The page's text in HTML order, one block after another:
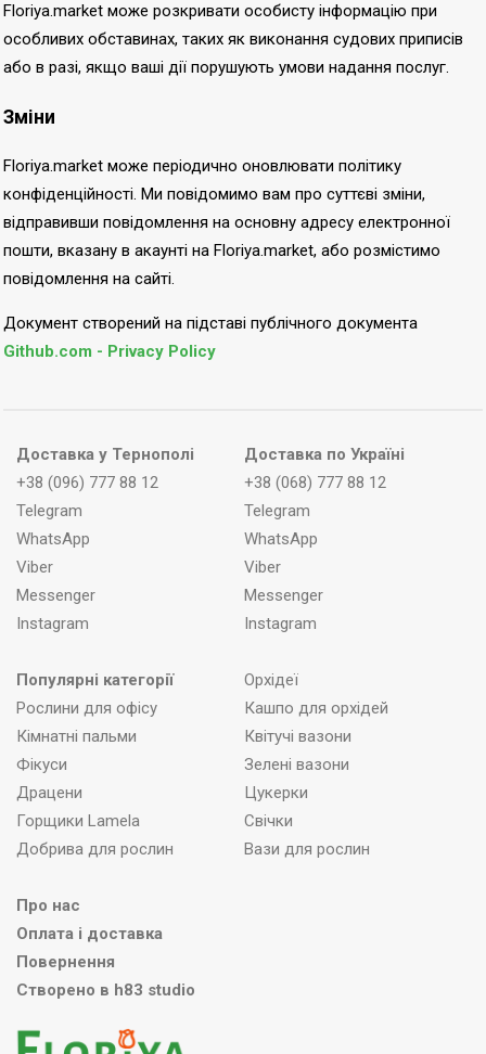
Floriya.market може розкривати особисту інформацію при
особливих обставинах, таких як виконання судових приписів
або в разі, якщо ваші дії порушують умови надання послуг.
Зміни
Floriya.market може періодично оновлювати політику
конфіденційності. Ми повідомимо вам про суттєві зміни,
відправивши повідомлення на основну адресу електронної
пошти, вказану в акаунті на Floriya.market, або розмістимо
повідомлення на сайті.
Документ створений на підставі публічного документа
Github.com - Privacy Policy
Доставка у Тернополі
+38 (096) 777 88 12
Telegram
WhatsApp
Viber
Messenger
Instagram
Популярні категорії
Рослини для офісу
Кімнатні пальми
Фікуси
Драцени
Горщики Lamela
Добрива для рослин
Про нас
Оплата і доставка
Повернення
Створено в h83 studio
Доставка по Україні
+38 (068) 777 88 12
Telegram
WhatsApp
Viber
Messenger
Instagram
Орхідеї
Кашпо для орхідей
Квітучі вазони
Зелені вазони
Цукерки
Свічки
Вази для рослин